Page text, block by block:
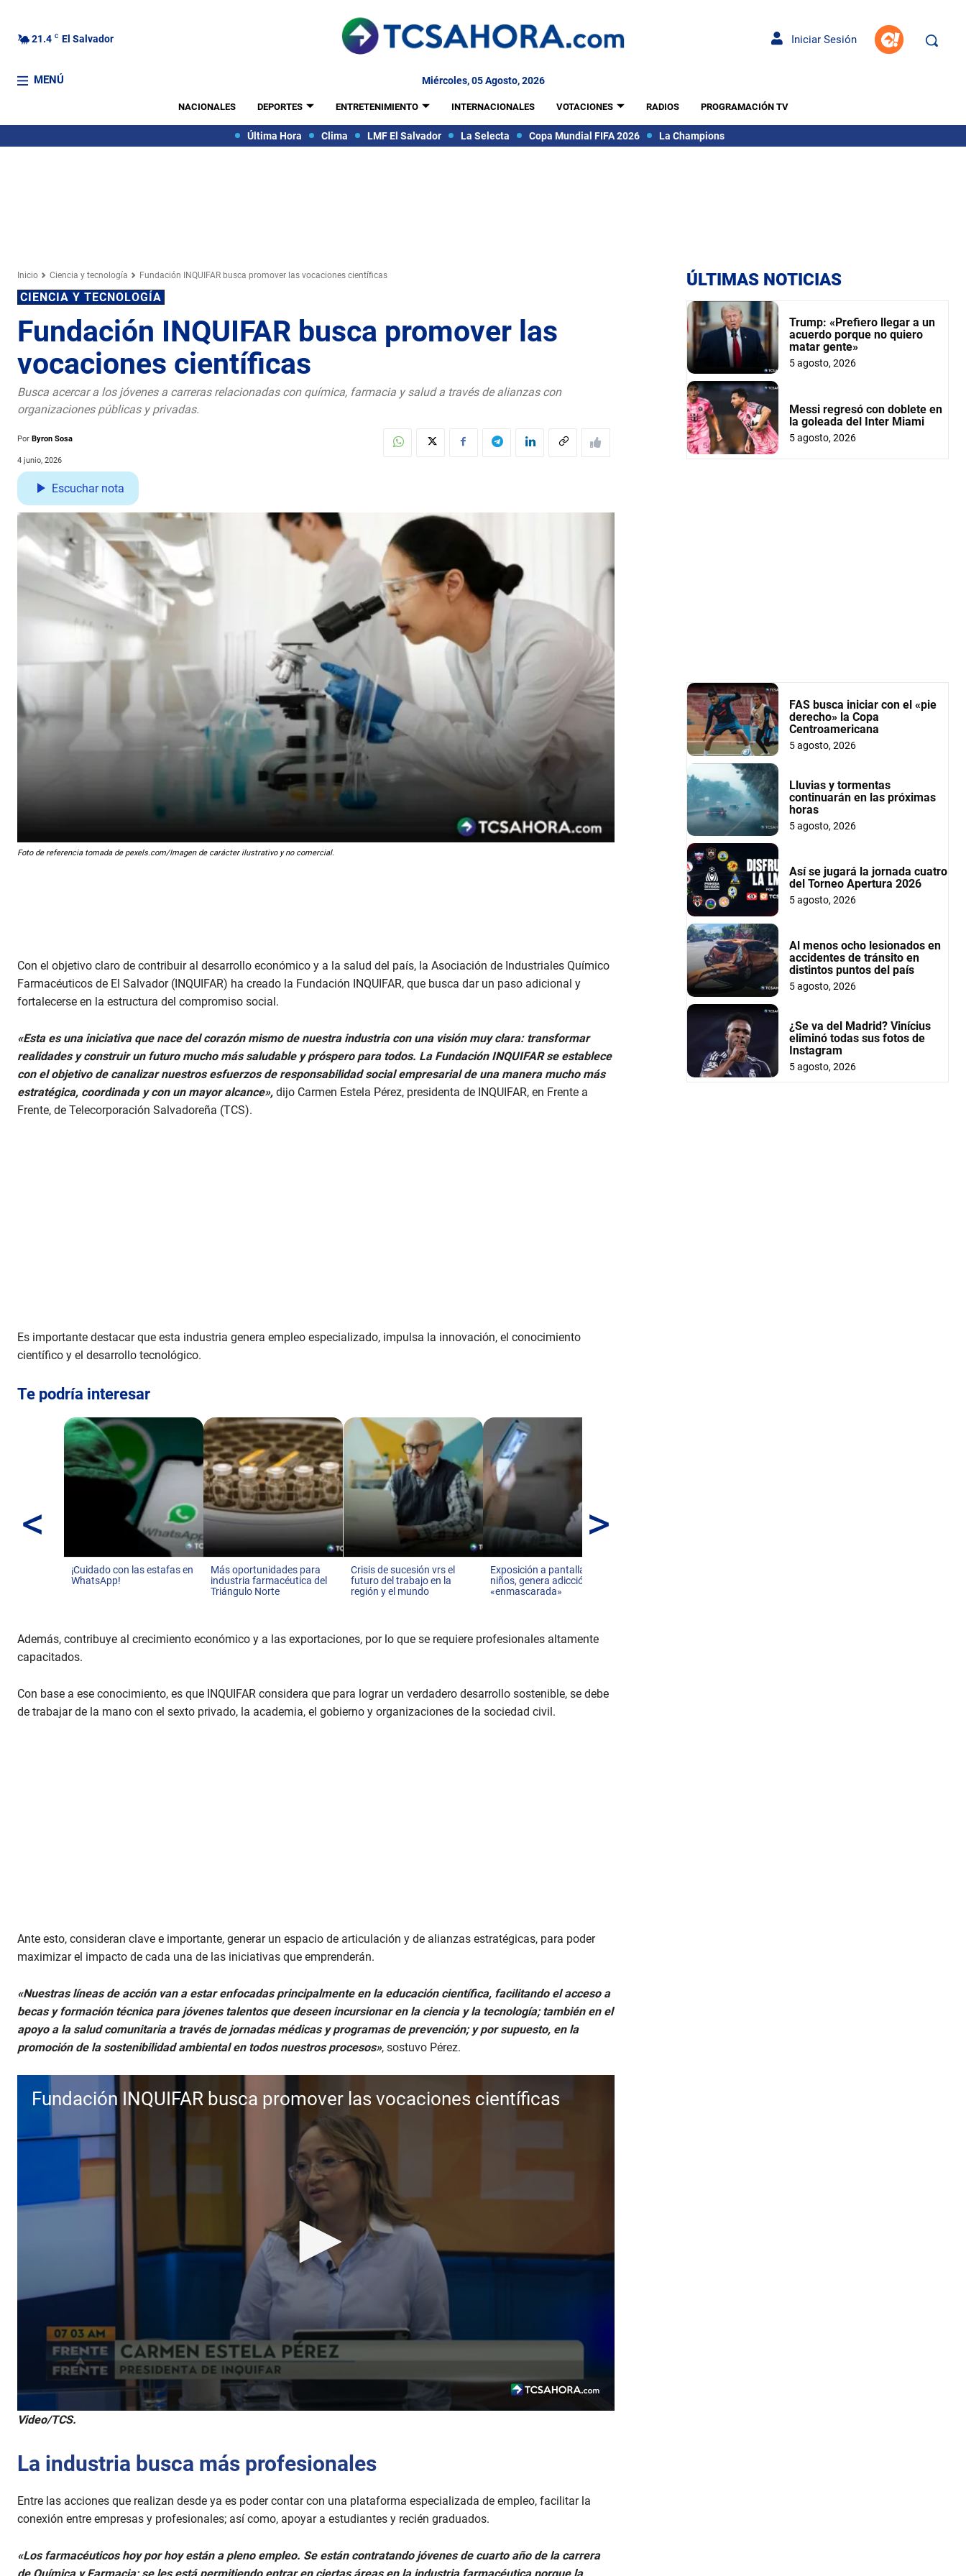
21.4 C El Salvador Iniciar Sesión
MENÚ Miércoles, 05 Agosto, 2026
NACIONALES DEPORTES ENTRETENIMIENTO INTERNACIONALES VOTACIONES RADIOS PROGRAMACIÓN TV
Última Hora Clima LMF El Salvador La Selecta Copa Mundial FIFA 2026 La Champions
Inicio Ciencia y tecnología Fundación INQUIFAR busca promover las vocaciones científicas
CIENCIA Y TECNOLOGÍA
Fundación INQUIFAR busca promover las
vocaciones científicas
Busca acercar a los jóvenes a carreras relacionadas con química, farmacia y salud a través de alianzas con
organizaciones públicas y privadas.
Por Byron Sosa
4 junio, 2026
Escuchar nota
Foto de referencia tomada de pexels.com/Imagen de carácter ilustrativo y no comercial.
Con el objetivo claro de contribuir al desarrollo económico y a la salud del país, la Asociación de Industriales Químico
Farmacéuticos de El Salvador (INQUIFAR) ha creado la Fundación INQUIFAR, que busca dar un paso adicional y
fortalecerse en la estructura del compromiso social.
«Esta es una iniciativa que nace del corazón mismo de nuestra industria con una visión muy clara: transformar
realidades y construir un futuro mucho más saludable y próspero para todos. La Fundación INQUIFAR se establece
con el objetivo de canalizar nuestros esfuerzos de responsabilidad social empresarial de una manera mucho más
estratégica, coordinada y con un mayor alcance», dijo Carmen Estela Pérez, presidenta de INQUIFAR, en Frente a
Frente, de Telecorporación Salvadoreña (TCS).
Es importante destacar que esta industria genera empleo especializado, impulsa la innovación, el conocimiento
científico y el desarrollo tecnológico.
Te podría interesar
<
¡Cuidado con las estafas en
WhatsApp!
Más oportunidades para
industria farmacéutica del
Triángulo Norte
Crisis de sucesión vrs el
futuro del trabajo en la
región y el mundo
Exposición a pantallas en
niños, genera adicción
«enmascarada»
>
Además, contribuye al crecimiento económico y a las exportaciones, por lo que se requiere profesionales altamente
capacitados.
Con base a ese conocimiento, es que INQUIFAR considera que para lograr un verdadero desarrollo sostenible, se debe
de trabajar de la mano con el sexto privado, la academia, el gobierno y organizaciones de la sociedad civil.
Ante esto, consideran clave e importante, generar un espacio de articulación y de alianzas estratégicas, para poder
maximizar el impacto de cada una de las iniciativas que emprenderán.
«Nuestras líneas de acción van a estar enfocadas principalmente en la educación científica, facilitando el acceso a
becas y formación técnica para jóvenes talentos que deseen incursionar en la ciencia y la tecnología; también en el
apoyo a la salud comunitaria a través de jornadas médicas y programas de prevención; y por supuesto, en la
promoción de la sostenibilidad ambiental en todos nuestros procesos», sostuvo Pérez.
Fundación INQUIFAR busca promover las vocaciones científicas
0
s
n
s
o
f
i
Video/TCS.
La industria busca más profesionales
Entre las acciones que realizan desde ya es poder contar con una plataforma especializada de empleo, facilitar la
conexión entre empresas y profesionales; así como, apoyar a estudiantes y recién graduados.
«Los farmacéuticos hoy por hoy están a pleno empleo. Se están contratando jóvenes de cuarto año de la carrera
ÚLTIMAS NOTICIAS
Trump: «Prefiero llegar a un
acuerdo porque no quiero
matar gente»
5 agosto, 2026
Messi regresó con doblete en
la goleada del Inter Miami
5 agosto, 2026
FAS busca iniciar con el «pie
derecho» la Copa
Centroamericana
5 agosto, 2026
Lluvias y tormentas
continuarán en las próximas
horas
5 agosto, 2026
Así se jugará la jornada cuatro
del Torneo Apertura 2026
5 agosto, 2026
Al menos ocho lesionados en
accidentes de tránsito en
distintos puntos del país
5 agosto, 2026
¿Se va del Madrid? Vinícius
eliminó todas sus fotos de
Instagram
5 agosto, 2026